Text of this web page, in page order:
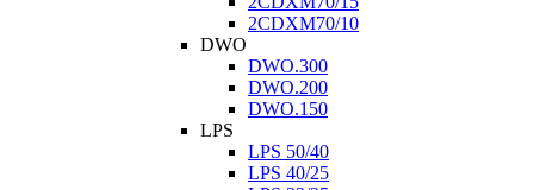
2CDXM70/10
DWO
DWO.300
DWO.200
DWO.150
LPS
LPS 50/40
LPS 40/25